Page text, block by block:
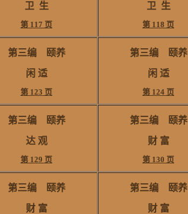
卫 生
第 117 页
卫 生
第 118 页
第三编 颐养
闲 适
第 123 页
第三编 颐养
闲 适
第 124 页
第三编 颐养
达 观
第 129 页
第三编 颐养
财 富
第 130 页
第三编 颐养
财 富
第三编 颐养
财 富